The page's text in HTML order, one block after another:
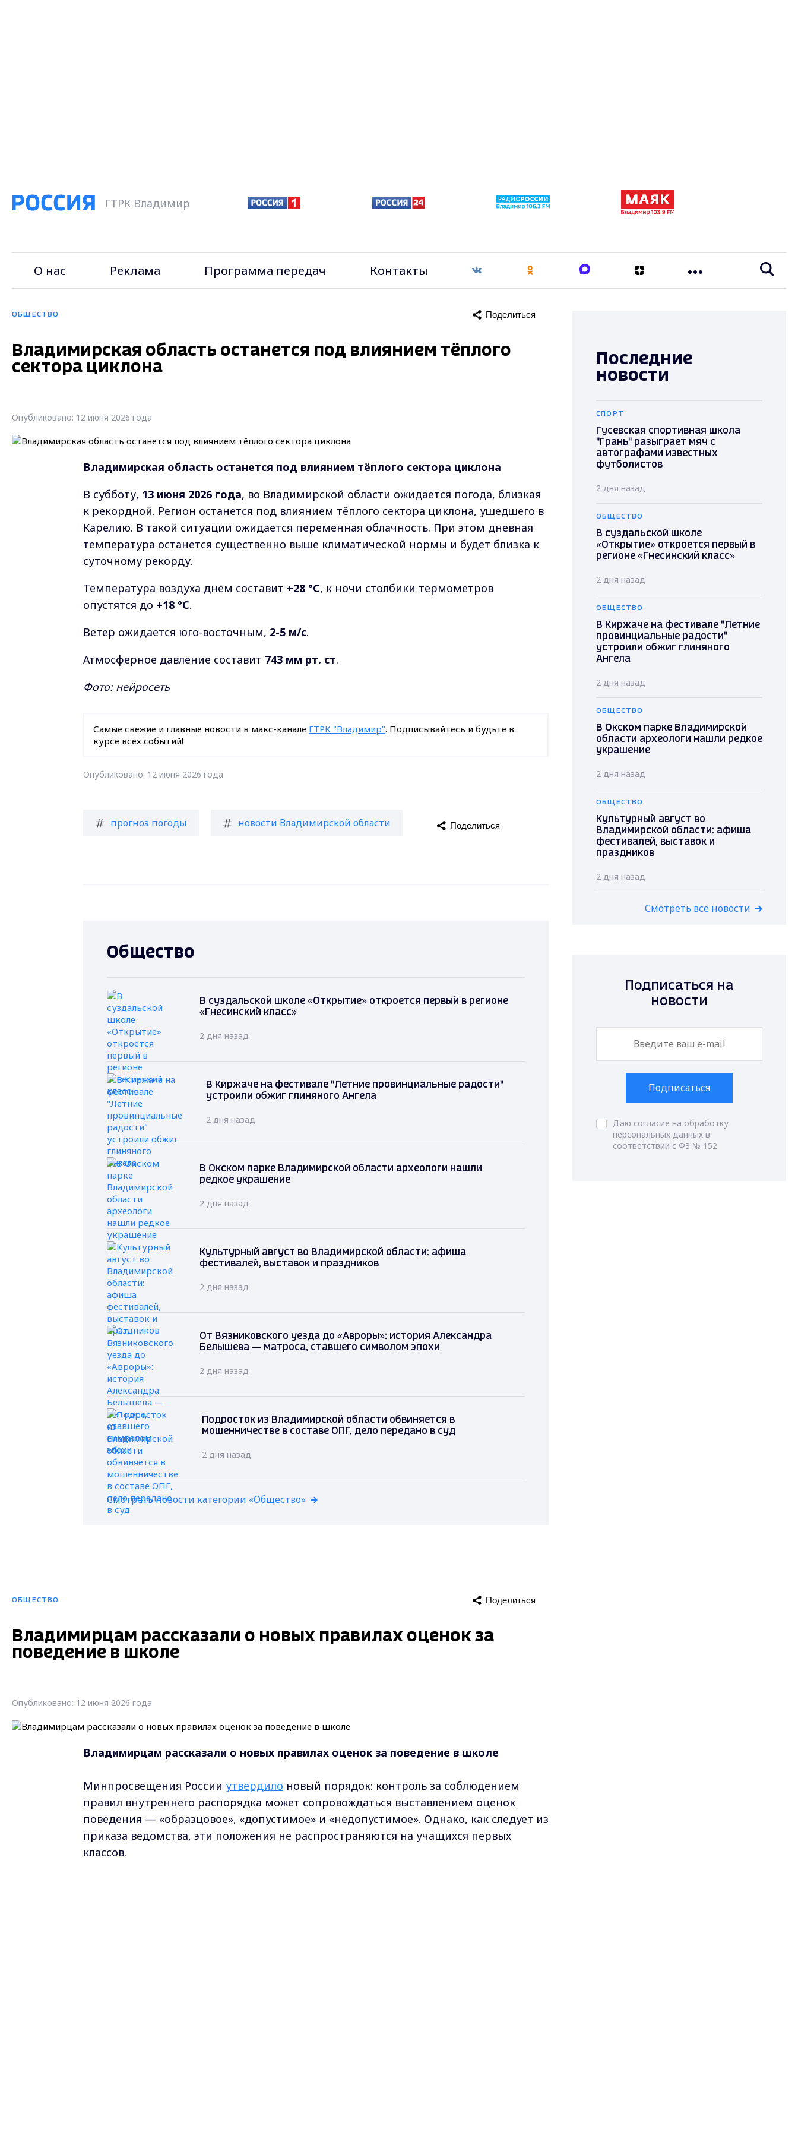
ГТРК Владимир
О нас Реклама Программа передач Контакты
ОБЩЕСТВО Поделиться
Владимирская область останется под влиянием тёплого
сектора циклона
Опубликовано: 12 июня 2026 года
Владимирская область останется под влиянием тёплого сектора циклона
В субботу, 13 июня 2026 года, во Владимирской области ожидается погода, близкая
к рекордной. Регион останется под влиянием тёплого сектора циклона, ушедшего в
Карелию. В такой ситуации ожидается переменная облачность. При этом дневная
температура останется существенно выше климатической нормы и будет близка к
суточному рекорду.
Температура воздуха днём составит +28 °C, к ночи столбики термометров
опустятся до +18 °C.
Ветер ожидается юго-восточным, 2-5 м/с.
Атмосферное давление составит 743 мм рт. ст.
Фото: нейросеть
Самые свежие и главные новости в макс-канале ГТРК "Владимир". Подписывайтесь и будьте в
курсе всех событий!
Опубликовано: 12 июня 2026 года
прогноз погоды новости Владимирской области Поделиться
Общество
В суздальской школе «Открытие» откроется первый в регионе
«Гнесинский класс»
2 дня назад
В Киржаче на фестивале "Летние провинциальные радости"
устроили обжиг глиняного Ангела
2 дня назад
В Окском парке Владимирской области археологи нашли
редкое украшение
2 дня назад
Культурный август во Владимирской области: афиша
фестивалей, выставок и праздников
2 дня назад
От Вязниковского уезда до «Авроры»: история Александра
Белышева — матроса, ставшего символом эпохи
2 дня назад
Подросток из Владимирской области обвиняется в
мошенничестве в составе ОПГ, дело передано в суд
2 дня назад
Смотреть новости категории «Общество»
ОБЩЕСТВО Поделиться
Владимирцам рассказали о новых правилах оценок за
поведение в школе
Опубликовано: 12 июня 2026 года
Владимирцам рассказали о новых правилах оценок за поведение в школе
Минпросвещения России утвердило новый порядок: контроль за соблюдением
правил внутреннего распорядка может сопровождаться выставлением оценок
поведения — «образцовое», «допустимое» и «недопустимое». Однако, как следует из
приказа ведомства, эти положения не распространяются на учащихся первых
классов.
Последние
новости
СПОРТ
Гусевская спортивная школа
"Грань" разыграет мяч с
автографами известных
футболистов
2 дня назад
ОБЩЕСТВО
В суздальской школе
«Открытие» откроется первый в
регионе «Гнесинский класс»
2 дня назад
ОБЩЕСТВО
В Киржаче на фестивале "Летние
провинциальные радости"
устроили обжиг глиняного
Ангела
2 дня назад
ОБЩЕСТВО
В Окском парке Владимирской
области археологи нашли редкое
украшение
2 дня назад
ОБЩЕСТВО
Культурный август во
Владимирской области: афиша
фестивалей, выставок и
праздников
2 дня назад
Смотреть все новости
Подписаться на
новости
Подписаться
Даю согласие на обработку
персональных данных в
соответствии с ФЗ № 152